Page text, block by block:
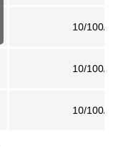
10/100/
10/100/
10/100/